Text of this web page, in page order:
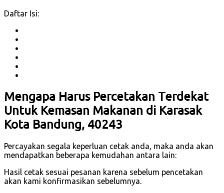
Daftar Isi:
Mengapa Harus Percetakan Terdekat
Untuk Kemasan Makanan di Karasak
Kota Bandung, 40243
Percayakan segala keperluan cetak anda, maka anda akan
mendapatkan beberapa kemudahan antara lain:
Hasil cetak sesuai pesanan karena sebelum pencetakan
akan kami konfirmasikan sebelumnya.